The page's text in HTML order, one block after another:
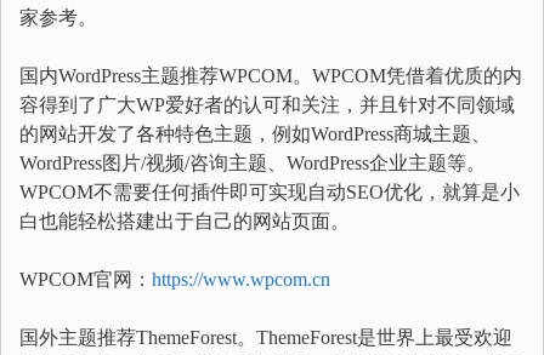
家参考。
国内WordPress主题推荐WPCOM。WPCOM凭借着优质的内
容得到了广大WP爱好者的认可和关注，并且针对不同领域
的网站开发了各种特色主题，例如WordPress商城主题、
WordPress图片/视频/咨询主题、WordPress企业主题等。
WPCOM不需要任何插件即可实现自动SEO优化，就算是小
白也能轻松搭建出于自己的网站页面。
WPCOM官网： https://www.wpcom.cn
国外主题推荐ThemeForest。ThemeForest是世界上最受欢迎